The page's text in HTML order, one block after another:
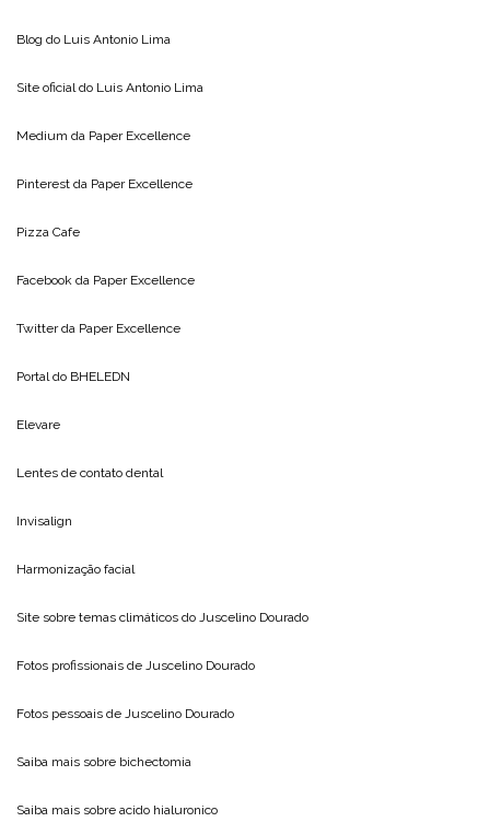
Blog do Luis Antonio Lima
Site oficial do Luis Antonio Lima
Medium da Paper Excellence
Pinterest da Paper Excellence
Pizza Cafe
Facebook da Paper Excellence
Twitter da Paper Excellence
Portal do BHELEDN
Elevare
Lentes de contato dental
Invisalign
Harmonização facial
Site sobre temas climáticos do Juscelino Dourado
Fotos profissionais de Juscelino Dourado
Fotos pessoais de Juscelino Dourado
Saiba mais sobre bichectomia
Saiba mais sobre acido hialuronico